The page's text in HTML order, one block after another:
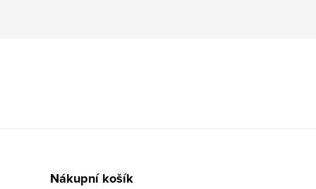
Nákupní košík